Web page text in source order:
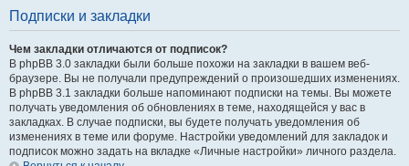
Подписки и закладки
Чем закладки отличаются от подписок?
В phpBB 3.0 закладки были больше похожи на закладки в вашем веб-
браузере. Вы не получали предупреждений о произошедших изменениях.
В phpBB 3.1 закладки больше напоминают подписки на темы. Вы можете
получать уведомления об обновлениях в теме, находящейся у вас в
закладках. В случае подписки, вы будете получать уведомления об
изменениях в теме или форуме. Настройки уведомлений для закладок и
подписок можно задать на вкладке «Личные настройки» личного раздела.